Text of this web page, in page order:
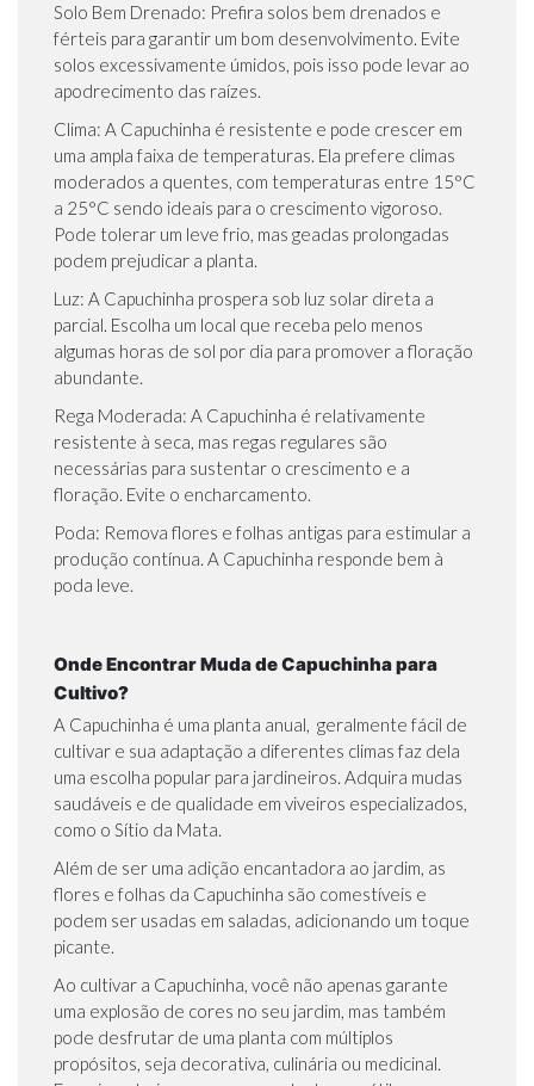
Solo Bem Drenado: Prefira solos bem drenados e
férteis para garantir um bom desenvolvimento. Evite
solos excessivamente úmidos, pois isso pode levar ao
apodrecimento das raízes.
Clima: A Capuchinha é resistente e pode crescer em
uma ampla faixa de temperaturas. Ela prefere climas
moderados a quentes, com temperaturas entre 15°C
a 25°C sendo ideais para o crescimento vigoroso.
Pode tolerar um leve frio, mas geadas prolongadas
podem prejudicar a planta.
Luz: A Capuchinha prospera sob luz solar direta a
parcial. Escolha um local que receba pelo menos
algumas horas de sol por dia para promover a floração
abundante.
Rega Moderada: A Capuchinha é relativamente
resistente à seca, mas regas regulares são
necessárias para sustentar o crescimento e a
floração. Evite o encharcamento.
Poda: Remova flores e folhas antigas para estimular a
produção contínua. A Capuchinha responde bem à
poda leve.
Onde Encontrar Muda de Capuchinha para
Cultivo?
A Capuchinha é uma planta anual, geralmente fácil de
cultivar e sua adaptação a diferentes climas faz dela
uma escolha popular para jardineiros. Adquira mudas
saudáveis e de qualidade em viveiros especializados,
como o Sítio da Mata.
Além de ser uma adição encantadora ao jardim, as
flores e folhas da Capuchinha são comestíveis e
podem ser usadas em saladas, adicionando um toque
picante.
Ao cultivar a Capuchinha, você não apenas garante
uma explosão de cores no seu jardim, mas também
pode desfrutar de uma planta com múltiplos
propósitos, seja decorativa, culinária ou medicinal.